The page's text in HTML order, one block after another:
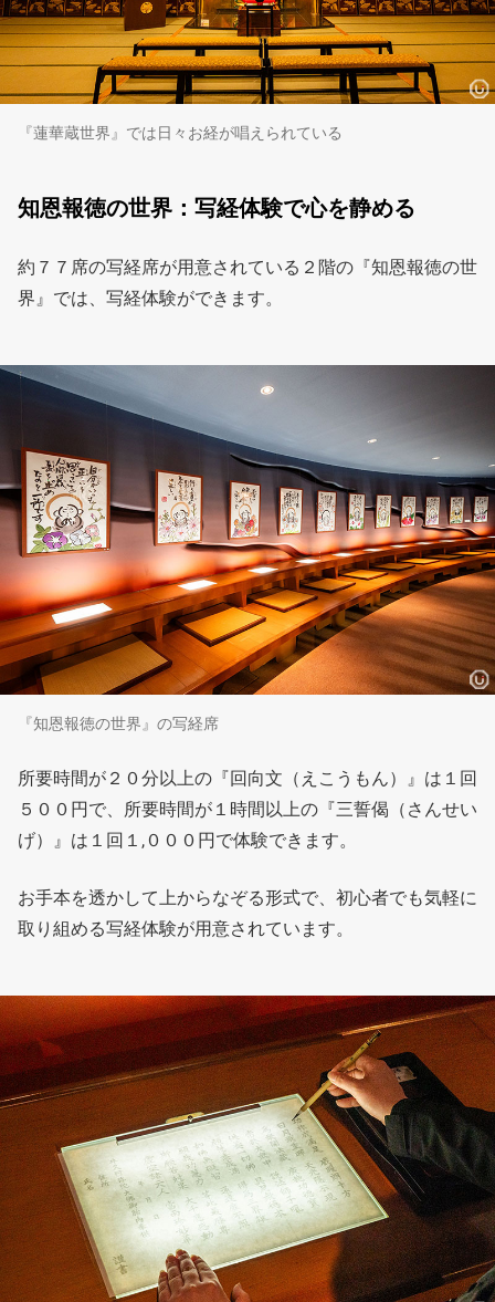
『蓮華蔵世界』では日々お経が唱えられている
知恩報徳の世界：写経体験で心を静める
約７７席の写経席が用意されている２階の『知恩報徳の世
界』では、写経体験ができます。
『知恩報徳の世界』の写経席
所要時間が２０分以上の『回向文（えこうもん）』は１回
５００円で、所要時間が１時間以上の『三誓偈（さんせい
げ）』は１回１,０００円で体験できます。
お手本を透かして上からなぞる形式で、初心者でも気軽に
取り組める写経体験が用意されています。